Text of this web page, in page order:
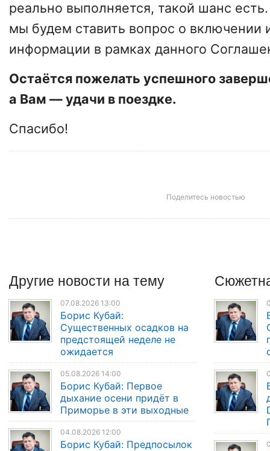
реально выполняется, такой шанс
мы будем ставить вопрос о включении
информации в рамках данного
Остаётся пожелать успешного
а Вам — удачи в поездке.
Спасибо!
Поделитесь новостью
Другие новости на тему
07.08.2026 13:00
Борис Кубай:
Существенных осадков на
предстоящей неделе не
ожидается
05.08.2026 14:00
Борис Кубай: Первое
дыхание осени придёт в
Приморье в эти выходные
04.08.2026 12:00
Борис Кубай: Предпосылок